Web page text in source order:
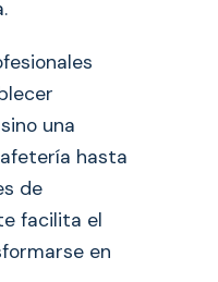
una
hasta
de
facilita el
en